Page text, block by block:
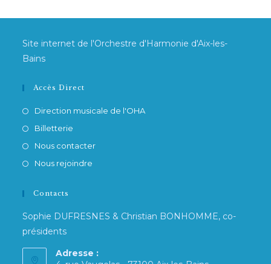
Site internet de l'Orchestre d'Harmonie d'Aix-les-
Bains
Accès Direct
Direction musicale de l'OHA
Billetterie
Nous contacter
Nous rejoindre
Contacts
Sophie DUFRESNES & Christian BONHOMME, co-
présidents
Adresse :